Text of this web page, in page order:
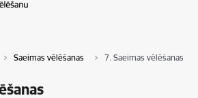
Saeimas vēlēšanas 7. Saeimas vēlēšanas